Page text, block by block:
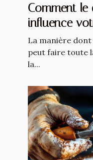
Comment le
influence
?
La manière
peut faire toute
la...